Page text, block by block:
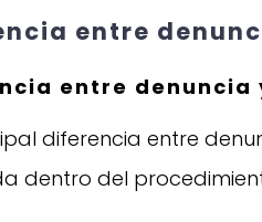
entre
entre
diferencia entre
dentro del